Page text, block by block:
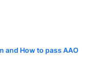
and How to pass AAO